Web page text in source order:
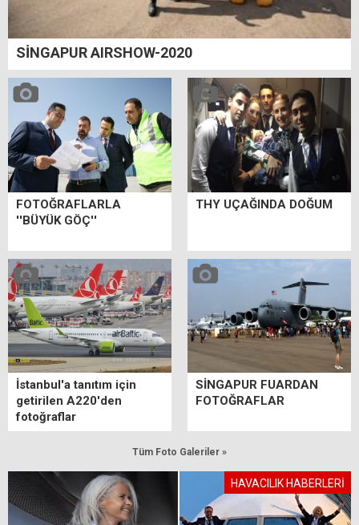
SİNGAPUR AIRSHOW-2020
FOTOĞRAFLARLA
''BÜYÜK GÖÇ''
THY UÇAĞINDA DOĞUM
İstanbul'a tanıtım için
getirilen A220'den
fotoğraflar
SİNGAPUR FUARDAN
FOTOĞRAFLAR
Tüm Foto Galeriler »
HAVACILIK HABERLERİ